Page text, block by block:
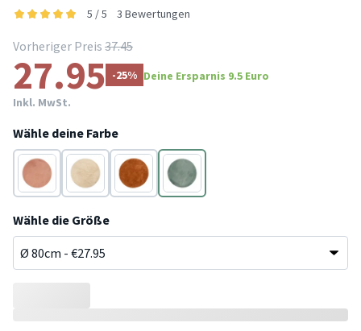
5 / 5 3 Bewertungen
Vorheriger Preis 37.45
27.95 -25% Deine Ersparnis 9.5 Euro
Inkl. MwSt.
Wähle deine Farbe
Rosa Beige TerracottaGrün
Wähle die Größe